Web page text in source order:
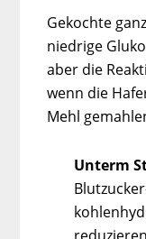
Gekochte
niedrige
aber die
wenn die
Mehl
Unterm